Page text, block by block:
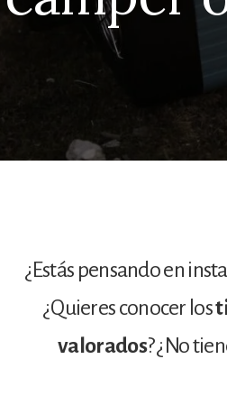
¿Estás pensando en
¿Quieres conocer los
valorados? ¿No